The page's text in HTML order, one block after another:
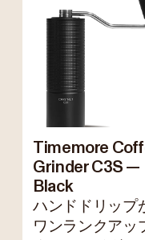
Timemore
Grinder C3S —
Black
ハンドドリップ
ワンランクアッ